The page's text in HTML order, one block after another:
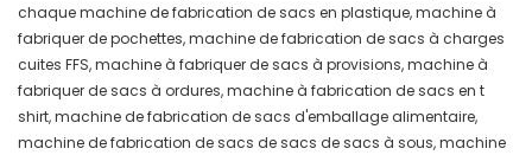
chaque machine de fabrication de sacs en plastique, machine à
fabriquer de pochettes, machine de fabrication de sacs à charges
cuites FFS, machine à fabriquer de sacs à provisions, machine à
fabriquer de sacs à ordures, machine à fabrication de sacs en t
shirt, machine de fabrication de sacs d'emballage alimentaire,
machine de fabrication de sacs de sacs de sacs à sous, machine